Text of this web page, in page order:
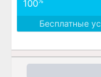
100
Бесплатные